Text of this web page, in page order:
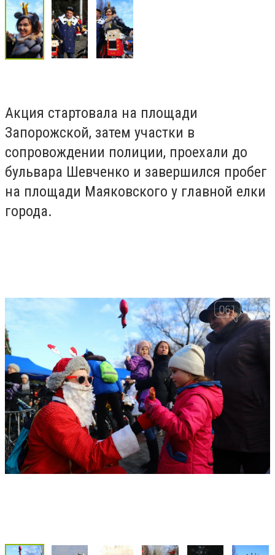
Акция стартовала на площади
Запорожской, затем участки в
сопровождении полиции, проехали до
бульвара Шевченко и завершился пробег
на площади Маяковского у главной елки
города.